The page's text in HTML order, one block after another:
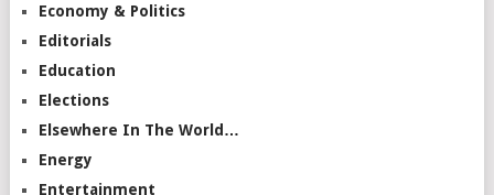
Economy & Politics
Editorials
Education
Elections
Elsewhere In The World…
Energy
Entertainment